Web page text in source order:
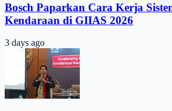
Bosch Paparkan Cara Kerja
Kendaraan di GIIAS 2026
3 days ago